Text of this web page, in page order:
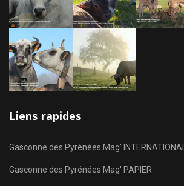
Liens rapides
Gasconne des Pyrénées Mag' INTERNATIONAL
Gasconne des Pyrénées Mag' PAPIER